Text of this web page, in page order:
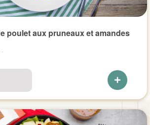
poulet aux pruneaux et amandes
·